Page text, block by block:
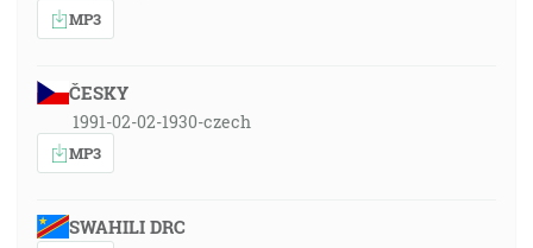
MP3
ČESKY
1991-02-02-1930-czech
MP3
SWAHILI DRC